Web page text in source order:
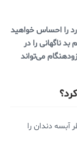
را احساس خواهید
ناگهانی را در
می‌تواند
آبسه دندان را